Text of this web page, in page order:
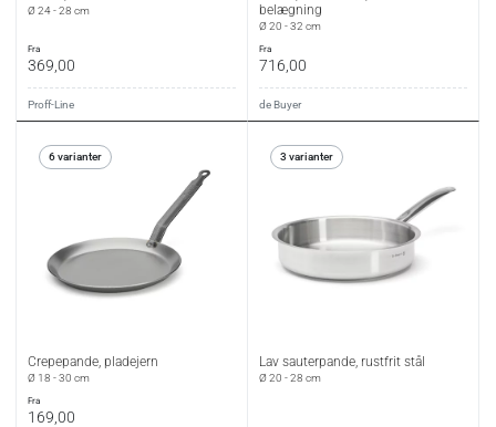
Ø 24 - 28 cm
fra
369,00
Proff-Line
belægning
Ø 20 - 32 cm
fra
716,00
de Buyer
6 varianter
Crepepande, pladejern
Ø 18 - 30 cm
fra
169,00
3 varianter
Lav sauterpande, rustfrit stål
Ø 20 - 28 cm